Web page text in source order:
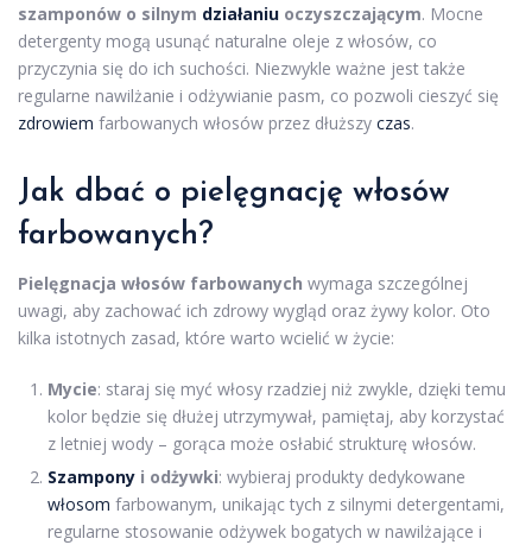
szamponów o silnym działaniu oczyszczającym. Mocne
detergenty mogą usunąć naturalne oleje z włosów, co
przyczynia się do ich suchości. Niezwykle ważne jest także
regularne nawilżanie i odżywianie pasm, co pozwoli cieszyć się
zdrowiem farbowanych włosów przez dłuższy czas.
Jak dbać o pielęgnację włosów
farbowanych?
Pielęgnacja włosów farbowanych wymaga szczególnej
uwagi, aby zachować ich zdrowy wygląd oraz żywy kolor. Oto
kilka istotnych zasad, które warto wcielić w życie:
Mycie: staraj się myć włosy rzadziej niż zwykle, dzięki temu
kolor będzie się dłużej utrzymywał, pamiętaj, aby korzystać
z letniej wody – gorąca może osłabić strukturę włosów.
Szampony i odżywki: wybieraj produkty dedykowane
włosom farbowanym, unikając tych z silnymi detergentami,
regularne stosowanie odżywek bogatych w nawilżające i